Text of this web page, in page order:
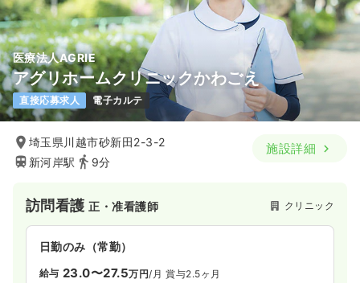
医療法人AGRIE
アグリホームクリニックかわごえ
直接応募求人 電子カルテ
埼玉県川越市砂新田2-3-2
新河岸駅
9分
施設詳細
訪問看護正・准看護師 クリニック
日勤のみ（常勤）
給与 23.0〜27.5万円/月 賞与2.5ヶ月